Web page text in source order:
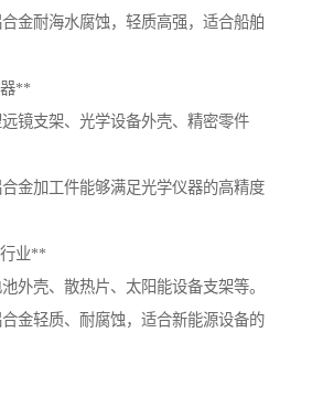
金耐海水腐蚀，轻质高强，适合船舶
**
镜支架、光学设备外壳、精密零件
金加工件能够满足光学仪器的高精度
业**
外壳、散热片、太阳能设备支架等。
金轻质、耐腐蚀，适合新能源设备的